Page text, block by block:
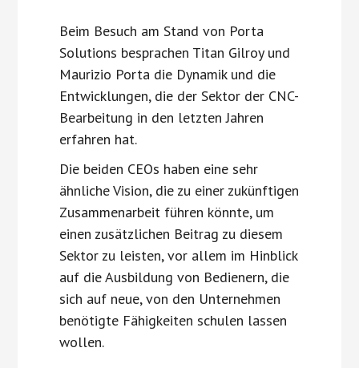
Beim Besuch am Stand von Porta
Solutions besprachen Titan Gilroy und
Maurizio Porta die Dynamik und die
Entwicklungen, die der Sektor der CNC-
Bearbeitung in den letzten Jahren
erfahren hat.
Die beiden CEOs haben eine sehr
ähnliche Vision, die zu einer zukünftigen
Zusammenarbeit führen könnte, um
einen zusätzlichen Beitrag zu diesem
Sektor zu leisten, vor allem im Hinblick
auf die Ausbildung von Bedienern, die
sich auf neue, von den Unternehmen
benötigte Fähigkeiten schulen lassen
wollen.